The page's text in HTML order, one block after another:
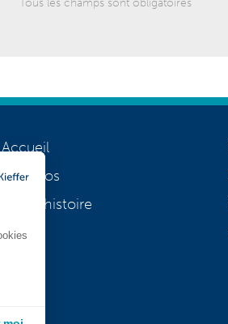
Accueil
A propos
Notre histoire
Jobs